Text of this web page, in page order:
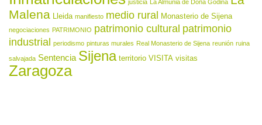
justicia La Almunia de Doña Godina
Malena Lleida manifiesto medio rural Monasterio de Sijena
negociaciones PATRIMONIO patrimonio cultural patrimonio
industrial
periodismo pinturas murales Real Monasterio de Sijena reunión ruina
salvajada Sentencia Sijena territorio VISITA visitas
Zaragoza